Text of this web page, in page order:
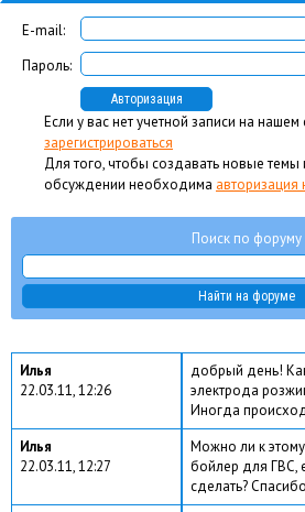
E-mail:
Пароль:
Если у вас нет учетной записи на нашем
зарегистрироваться
Для того, чтобы создавать новые темы
обсуждении необходима авторизация
Поиск по форуму
Илья
22.03.11, 12:26
добрый день!
электрода
Иногда
Илья
22.03.11, 12:27
Можно ли к
бойлер для ГВС,
сделать?